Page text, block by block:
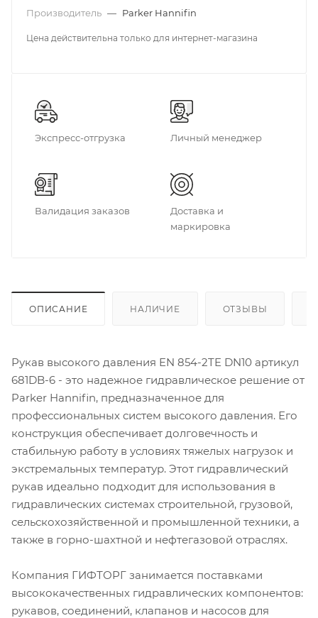
Производитель — Parker Hannifin
Цена действительна только для интернет-магазина
Экспресс-отгрузка Личный менеджер
Валидация заказов
Доставка и
маркировка
ОПИСАНИЕ НАЛИЧИЕ ОТЗЫВЫ
Рукав высокого давления EN 854-2TE DN10 артикул
681DB-6 - это надежное гидравлическое решение от
Parker Hannifin, предназначенное для
профессиональных систем высокого давления. Его
конструкция обеспечивает долговечность и
стабильную работу в условиях тяжелых нагрузок и
экстремальных температур. Этот гидравлический
рукав идеально подходит для использования в
гидравлических системах строительной, грузовой,
сельскохозяйственной и промышленной техники, а
также в горно-шахтной и нефтегазовой отраслях.
Компания ГИФТОРГ занимается поставками
высококачественных гидравлических компонентов:
рукавов, соединений, клапанов и насосов для